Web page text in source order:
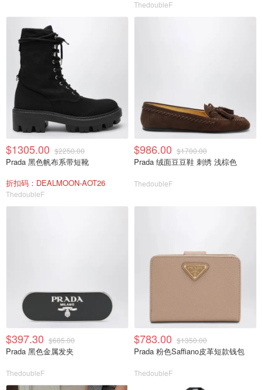
ThedoubleF
$1305.00 $2250.00
Prada 黑色帆布系带短靴
折扣码：DEALMOON-AOT26
ThedoubleF
$986.00 $1700.00
Prada 绒面豆豆鞋 刺绣 浅棕色
ThedoubleF
$397.30 $685.00
Prada 黑色金属发夹
ThedoubleF
$783.00 $1350.00
Prada 粉色Saffiano皮革短款钱包
ThedoubleF